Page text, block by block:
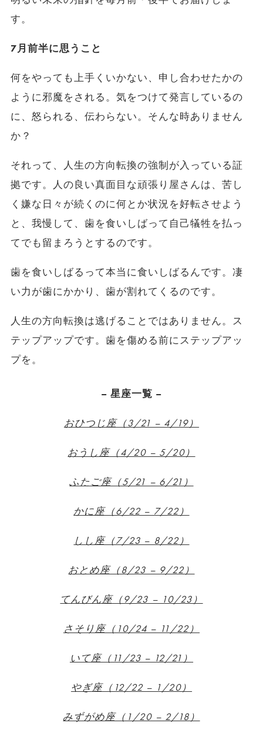
す。
7月前半に思うこと
何をやっても上手くいかない、申し合わせたかの
ように邪魔をされる。気をつけて発言しているの
に、怒られる、伝わらない。そんな時ありません
か？
それって、人生の方向転換の強制が入っている証
拠です。人の良い真面目な頑張り屋さんは、苦し
く嫌な日々が続くのに何とか状況を好転させよう
と、我慢して、歯を食いしばって自己犠牲を払っ
てでも留まろうとするのです。
歯を食いしばるって本当に食いしばるんです。凄
い力が歯にかかり、歯が割れてくるのです。
人生の方向転換は逃げることではありません。ス
テップアップです。歯を傷める前にステップアッ
プを。
– 星座一覧 –
おひつじ座（3/21 – 4/19）
おうし座（4/20 – 5/20）
ふたご座（5/21 – 6/21）
かに座（6/22 – 7/22）
しし座（7/23 – 8/22）
おとめ座（8/23 – 9/22）
てんびん座（9/23 – 10/23）
さそり座（10/24 – 11/22）
いて座（11/23 – 12/21）
やぎ座（12/22 – 1/20）
みずがめ座（1/20 – 2/18）